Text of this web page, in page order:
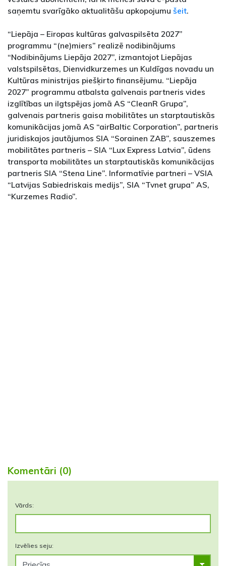
saņemtu svarīgāko aktualitāšu apkopojumu šeit.
“Liepāja – Eiropas kultūras galvaspilsēta 2027”
programmu “(ne)miers” realizē nodibinājums
“Nodibinājums Liepāja 2027”, izmantojot Liepājas
valstspilsētas, Dienvidkurzemes un Kuldīgas novadu un
Kultūras ministrijas piešķirto finansējumu. “Liepāja
2027” programmu atbalsta galvenais partneris vides
izglītības un ilgtspējas jomā AS “CleanR Grupa”,
galvenais partneris gaisa mobilitātes un starptautiskās
komunikācijas jomā AS “airBaltic Corporation”, partneris
juridiskajos jautājumos SIA “Sorainen ZAB”, sauszemes
mobilitātes partneris – SIA “Lux Express Latvia”, ūdens
transporta mobilitātes un starptautiskās komunikācijas
partneris SIA “Stena Line”. Informatīvie partneri – VSIA
“Latvijas Sabiedriskais medijs”, SIA “Tvnet grupa” AS,
“Kurzemes Radio”.
Komentāri (0)
Vārds:
Izvēlies seju: